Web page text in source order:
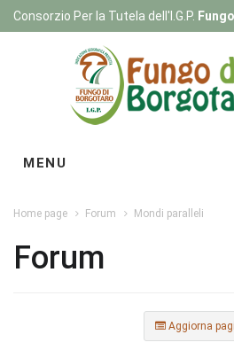
Consorzio Per la Tutela dell'I.G.P.
MENU
Home page Forum Mondi paralleli
Forum
Aggiorna